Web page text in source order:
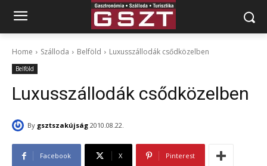
Home Szálloda Belföld Luxusszállodák csődközelben
Belföld
Luxusszállodák csődközelben
By gsztszakújság 2010.08.22.
Facebook X Pinterest